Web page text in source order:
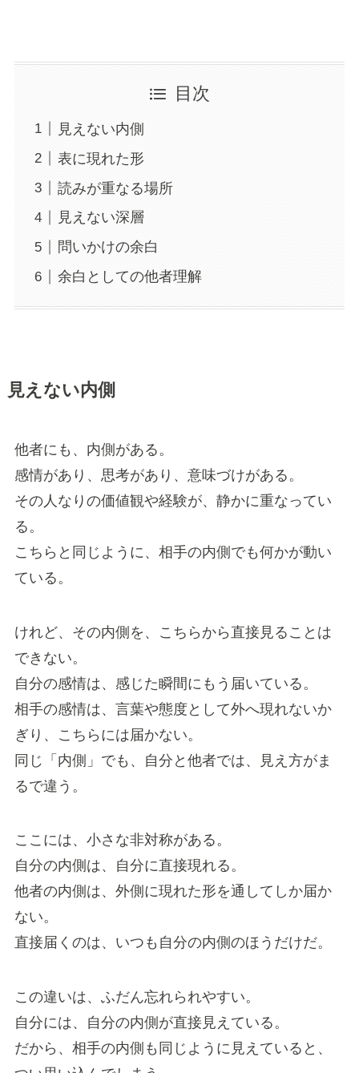
目次
見えない内側
表に現れた形
読みが重なる場所
見えない深層
問いかけの余白
余白としての他者理解
見えない内側
他者にも、内側がある。
感情があり、思考があり、意味づけがある。
その人なりの価値観や経験が、静かに重なってい
る。
こちらと同じように、相手の内側でも何かが動い
ている。
けれど、その内側を、こちらから直接見ることは
できない。
自分の感情は、感じた瞬間にもう届いている。
相手の感情は、言葉や態度として外へ現れないか
ぎり、こちらには届かない。
同じ「内側」でも、自分と他者では、見え方がま
るで違う。
ここには、小さな非対称がある。
自分の内側は、自分に直接現れる。
他者の内側は、外側に現れた形を通してしか届か
ない。
直接届くのは、いつも自分の内側のほうだけだ。
この違いは、ふだん忘れられやすい。
自分には、自分の内側が直接見えている。
だから、相手の内側も同じように見えていると、